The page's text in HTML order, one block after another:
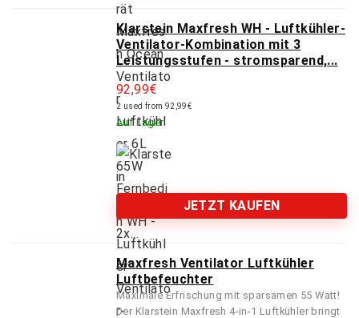
Klarstein Maxfresh WH - Luftkühler-
Ventilator-Kombination mit 3
Leistungsstufen - stromsparend,...
92,99€
2 used from 92,99€
Auf Lager
JETZT KAUFEN
Maxfresh Ventilator Luftkühler
Luftbefeuchter
Maximale Erfrischung mit sparsamen 55 Watt!
Der Klarstein Maxfresh 4-in-1 Luftkühler bringt